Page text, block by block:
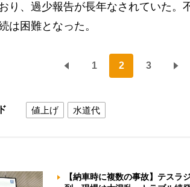
り、過少報告が長年なされていた。
は困難となった。
1 2 3
値上げ 水道代
【納車時に複数の事故】テスラ